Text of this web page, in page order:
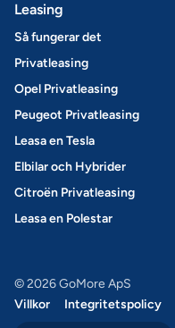
Leasing
Så fungerar det
Privatleasing
Opel Privatleasing
Peugeot Privatleasing
Leasa en Tesla
Elbilar och Hybrider
Citroën Privatleasing
Leasa en Polestar
© 2026 GoMore ApS
Villkor
Integritetspolicy